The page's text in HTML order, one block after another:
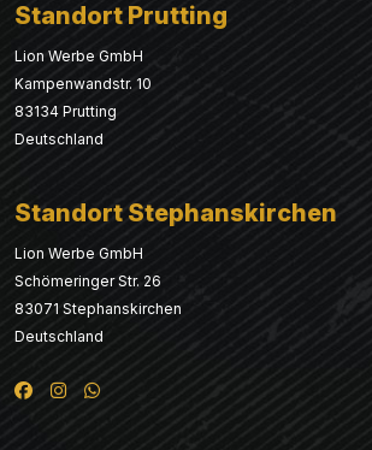
Standort Prutting
Lion Werbe GmbH
Kampenwandstr. 10
83134 Prutting
Deutschland
Standort Stephanskirchen
Lion Werbe GmbH
Schömeringer Str. 26
83071 Stephanskirchen
Deutschland